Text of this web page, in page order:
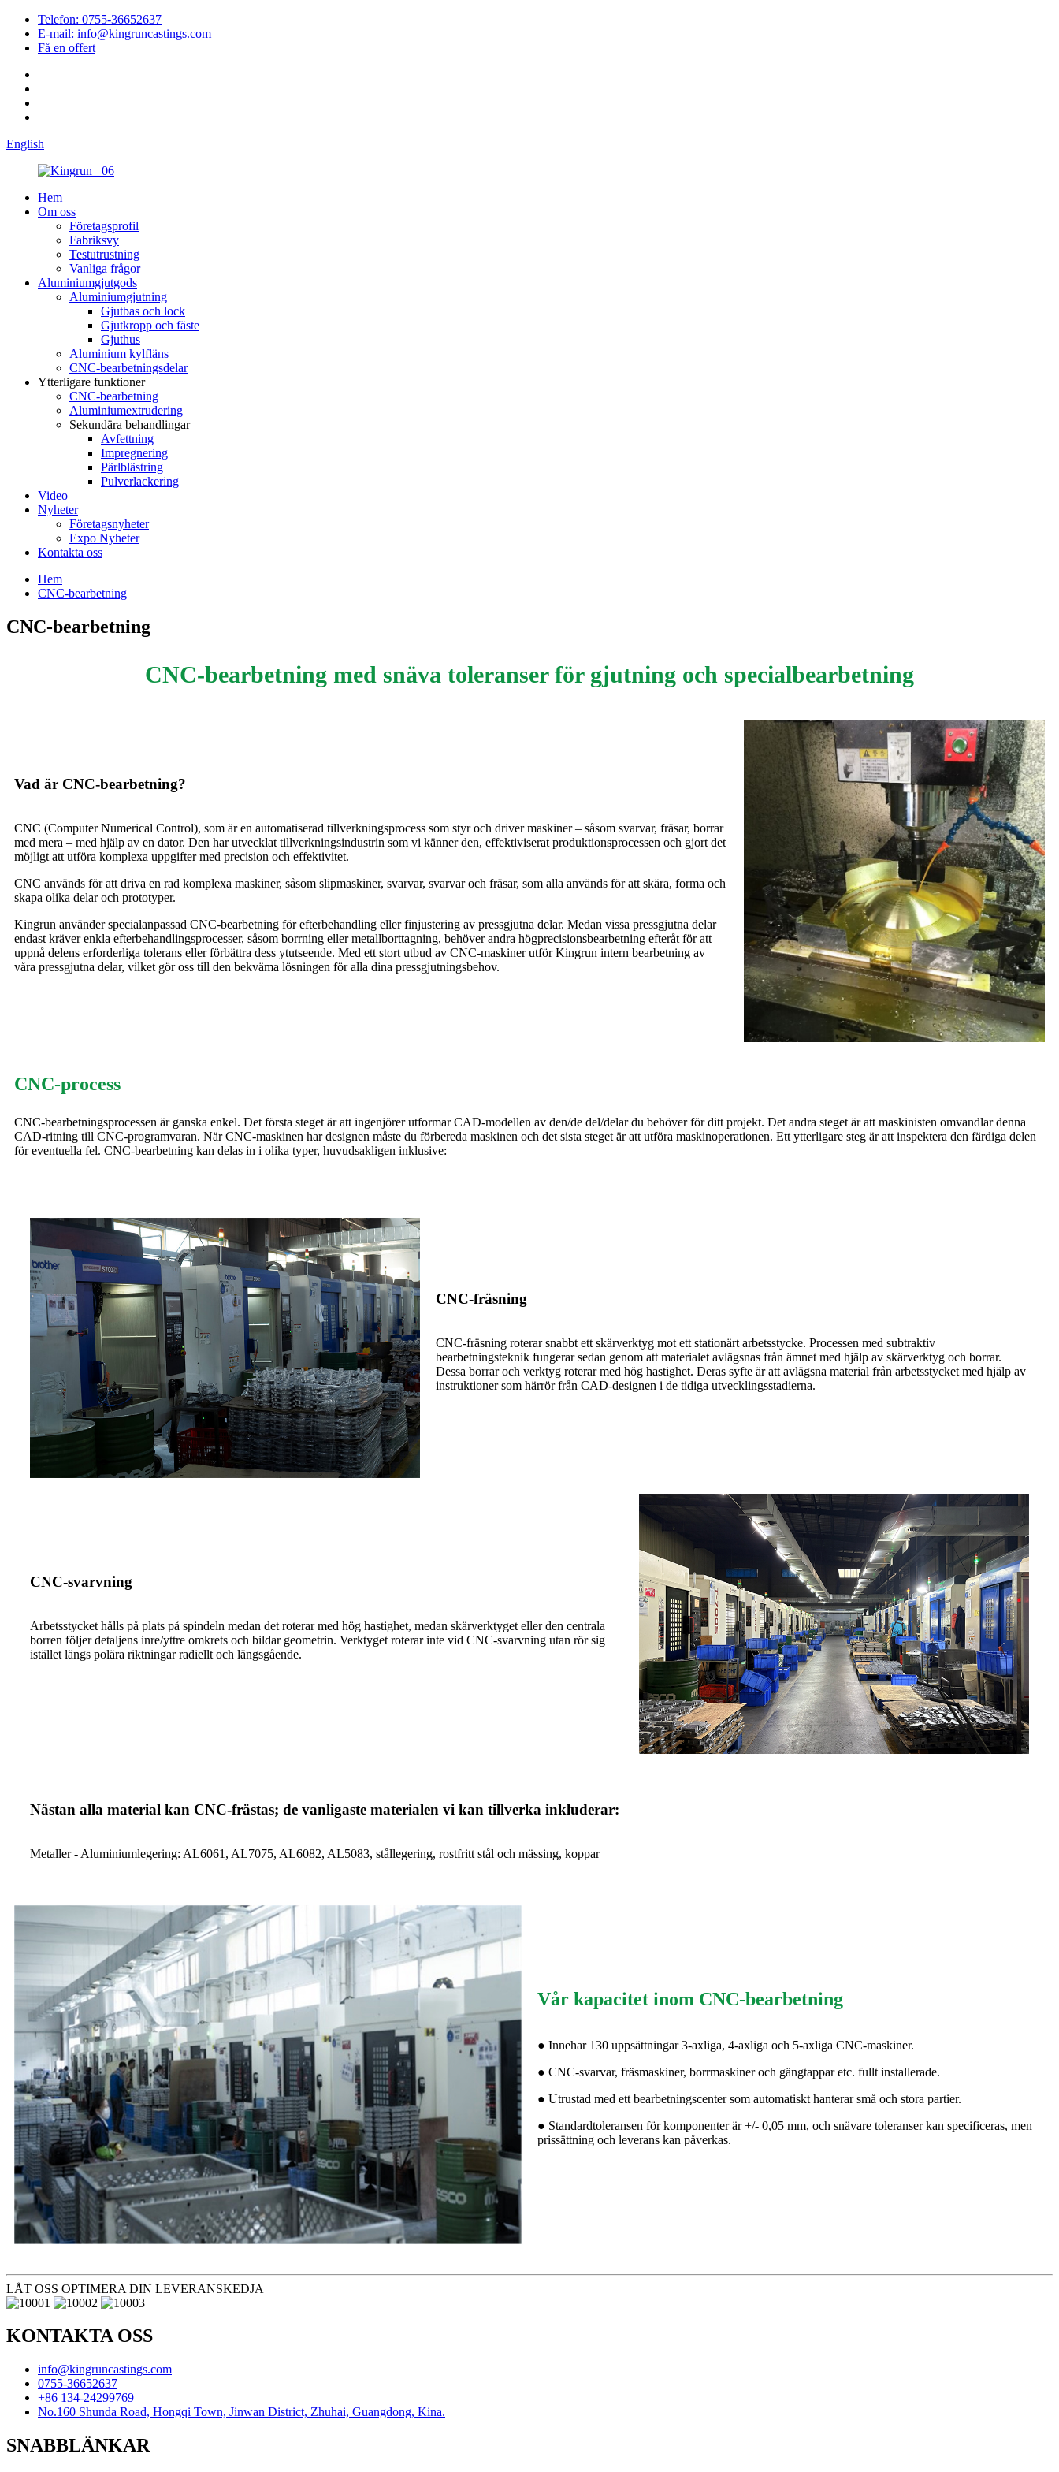
Telefon: 0755-36652637
E-mail: info@kingruncastings.com
Få en offert
English
Hem
Om oss
Företagsprofil
Fabriksvy
Testutrustning
Vanliga frågor
Aluminiumgjutgods
Aluminiumgjutning
Gjutbas och lock
Gjutkropp och fäste
Gjuthus
Aluminium kylfläns
CNC-bearbetningsdelar
Ytterligare funktioner
CNC-bearbetning
Aluminiumextrudering
Sekundära behandlingar
Avfettning
Impregnering
Pärlblästring
Pulverlackering
Video
Nyheter
Företagsnyheter
Expo Nyheter
Kontakta oss
Hem
CNC-bearbetning
CNC-bearbetning
CNC-bearbetning med snäva toleranser för gjutning och specialbearbetning
Vad är CNC-bearbetning?
CNC (Computer Numerical Control), som är en automatiserad tillverkningsprocess som styr och driver maskiner – såsom svarvar, fräsar, borrar
med mera – med hjälp av en dator. Den har utvecklat tillverkningsindustrin som vi känner den, effektiviserat produktionsprocessen och gjort det
möjligt att utföra komplexa uppgifter med precision och effektivitet.
CNC används för att driva en rad komplexa maskiner, såsom slipmaskiner, svarvar, svarvar och fräsar, som alla används för att skära, forma och
skapa olika delar och prototyper.
Kingrun använder specialanpassad CNC-bearbetning för efterbehandling eller finjustering av pressgjutna delar. Medan vissa pressgjutna delar
endast kräver enkla efterbehandlingsprocesser, såsom borrning eller metallborttagning, behöver andra högprecisionsbearbetning efteråt för att
uppnå delens erforderliga tolerans eller förbättra dess ytutseende. Med ett stort utbud av CNC-maskiner utför Kingrun intern bearbetning av
våra pressgjutna delar, vilket gör oss till den bekväma lösningen för alla dina pressgjutningsbehov.
CNC-process
CNC-bearbetningsprocessen är ganska enkel. Det första steget är att ingenjörer utformar CAD-modellen av den/de del/delar du behöver för ditt projekt. Det andra steget är att maskinisten omvandlar denna
CAD-ritning till CNC-programvaran. När CNC-maskinen har designen måste du förbereda maskinen och det sista steget är att utföra maskinoperationen. Ett ytterligare steg är att inspektera den färdiga delen
för eventuella fel. CNC-bearbetning kan delas in i olika typer, huvudsakligen inklusive:
CNC-fräsning
CNC-fräsning roterar snabbt ett skärverktyg mot ett stationärt arbetsstycke. Processen med subtraktiv
bearbetningsteknik fungerar sedan genom att materialet avlägsnas från ämnet med hjälp av skärverktyg och borrar.
Dessa borrar och verktyg roterar med hög hastighet. Deras syfte är att avlägsna material från arbetsstycket med hjälp av
instruktioner som härrör från CAD-designen i de tidiga utvecklingsstadierna.
CNC-svarvning
Arbetsstycket hålls på plats på spindeln medan det roterar med hög hastighet, medan skärverktyget eller den centrala
borren följer detaljens inre/yttre omkrets och bildar geometrin. Verktyget roterar inte vid CNC-svarvning utan rör sig
istället längs polära riktningar radiellt och längsgående.
Nästan alla material kan CNC-frästas; de vanligaste materialen vi kan tillverka inkluderar:
Metaller - Aluminiumlegering: AL6061, AL7075, AL6082, AL5083, stållegering, rostfritt stål och mässing, koppar
Vår kapacitet inom CNC-bearbetning
● Innehar 130 uppsättningar 3-axliga, 4-axliga och 5-axliga CNC-maskiner.
● CNC-svarvar, fräsmaskiner, borrmaskiner och gängtappar etc. fullt installerade.
● Utrustad med ett bearbetningscenter som automatiskt hanterar små och stora partier.
● Standardtoleransen för komponenter är +/- 0,05 mm, och snävare toleranser kan specificeras, men
prissättning och leverans kan påverkas.
LÅT OSS OPTIMERA DIN LEVERANSKEDJA
KONTAKTA OSS
info@kingruncastings.com
0755-36652637
+86 134-24299769
No.160 Shunda Road, Hongqi Town, Jinwan District, Zhuhai, Guangdong, Kina.
SNABBLÄNKAR